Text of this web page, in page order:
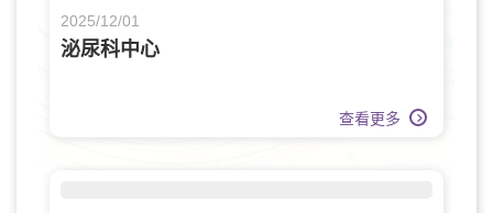
2025/12/01
泌尿科中心
查看更多